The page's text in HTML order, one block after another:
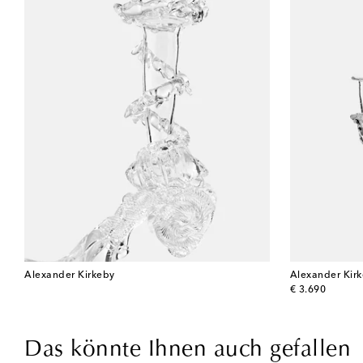
Alexander Kirkeby
Alexander
€ 3.690
original price
Das könnte Ihnen auch gefallen